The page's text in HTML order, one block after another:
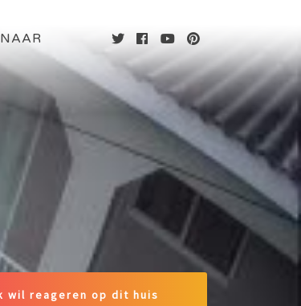
wil reageren op dit huis